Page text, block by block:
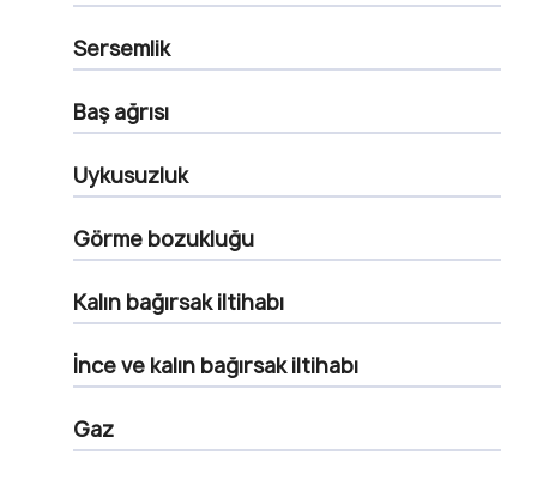
Sersemlik
Baş ağrısı
Uykusuzluk
Görme bozukluğu
Kalın bağırsak iltihabı
İnce ve kalın bağırsak iltihabı
Gaz